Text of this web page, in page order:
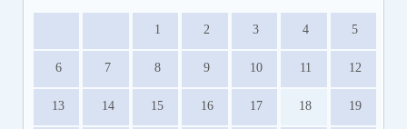
1 2 3 4 5
6 7 8 9 10 11 12
13 14 15 16 17 18 19